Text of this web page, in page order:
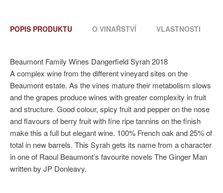
POPIS PRODUKTU O VINAŘSTVÍ VLASTNOSTI
Beaumont Family Wines Dangerfield Syrah 2018
A complex wine from the different vineyard sites on the
Beaumont estate. As the vines mature their metabolism slows
and the grapes produce wines with greater complexity in fruit
and structure. Good colour, spicy fruit and pepper on the nose
and flavours of berry fruit with fine ripe tannins on the finish
make this a full but elegant wine. 100% French oak and 25% of
total in new barrels. This Syrah gets its name from a character
in one of Raoul Beaumont’s favourite novels The Ginger Man
written by JP Donleavy.